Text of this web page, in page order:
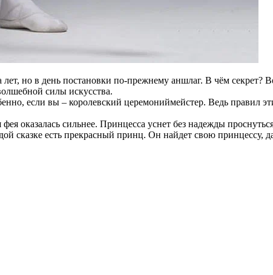
но в день постановки по-прежнему аншлаг. В чём секрет?
силы искусства.
если вы – королевский церемониймейстер. Ведь правил
фея оказалась сильнее. Принцесса уснет без надежды
сказке есть прекрасный принц. Он найдет свою принцессу,